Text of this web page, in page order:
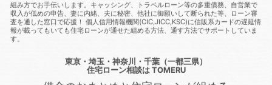
方法
借金があっても住宅ローン審査に通過することは可能
借金があっても審査に通る
借金があっても審査に通る
借金
があっても審査に通る方法
借金があっても組む方法
借金が
あっても通る
借金があってローン審査に通る方法
借金があって住宅ロ
借金があって住宅ローンに通る方法
て住宅ローン審査に通る
借金があって住宅ローン審査に通る方
組み方でお手伝いします。キャッシング、トラベルローン等の多重債務、自営業で
収入が低めの申告、妻に内緒、夫に秘密、他社に御願いして断られた等、ローン審
査を通した窓口で応援！ 個人信用情報機関(CIC,JICC,KSC)に信販系カードの遅延情
報が載ってもいても住宅ローンが通せた組める方法、通す方法でサポートしていま
す。
東京・埼玉・神奈川・千葉（一都三県）
住宅ローン相談は TOMERU